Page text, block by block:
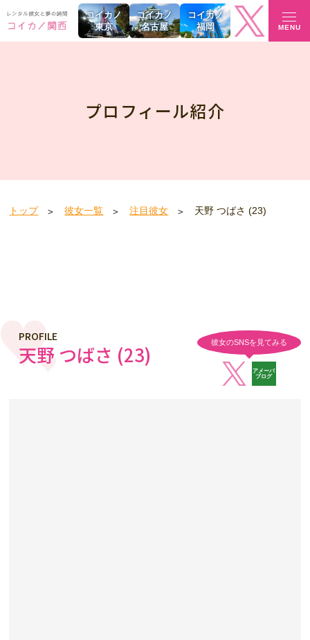
コイカノ
東京
コイカノ
名古屋
コイカノ
福岡
MENU
プロフィール紹介
トップ 彼女一覧 注目彼女 天野 つばさ (23)
PROFILE
天野 つばさ (23) 彼女のSNSを見てみる
アメーバ
ブログ